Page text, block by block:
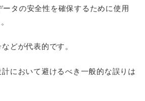
タの安全性を確保するために使用
どが代表的です。
において避けるべき一般的な誤りは